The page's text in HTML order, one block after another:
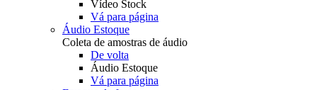
Vídeo Stock
Vá para página
Áudio Estoque
Coleta de amostras de áudio
De volta
Áudio Estoque
Vá para página